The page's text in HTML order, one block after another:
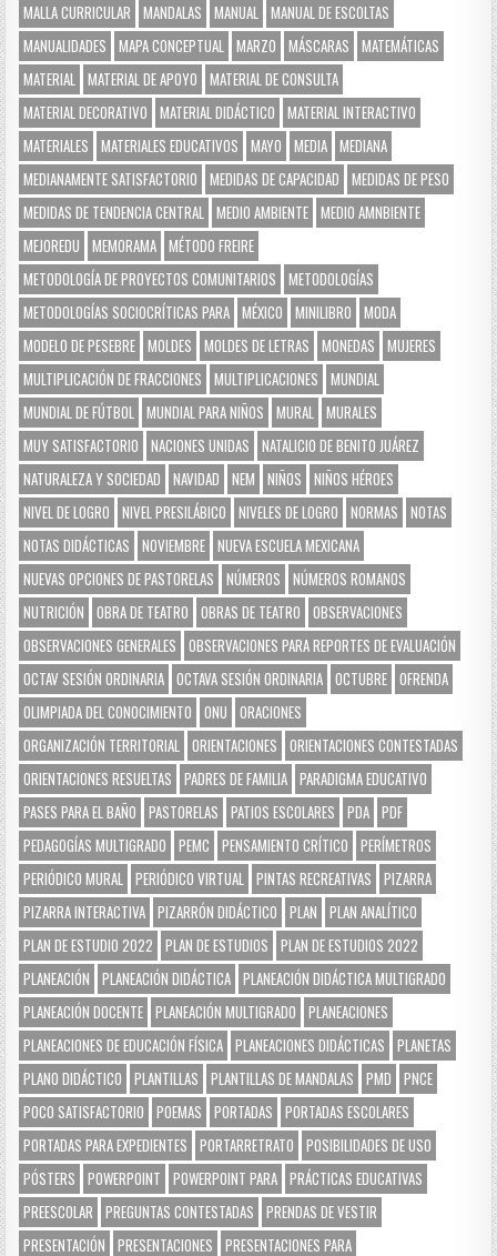
MALLA CURRICULAR
MANDALAS MANUAL MANUAL DE ESCOLTAS
MANUALIDADES
MAPA CONCEPTUAL MARZO MÁSCARAS
MATEMÁTICAS
MATERIAL MATERIAL DE APOYO
MATERIAL DE CONSULTA
MATERIAL DECORATIVO
MATERIAL DIDÁCTICO
MATERIAL INTERACTIVO
MATERIALES
MATERIALES EDUCATIVOS MAYO MEDIA MEDIANA
MEDIANAMENTE SATISFACTORIO
MEDIDAS DE CAPACIDAD
MEDIDAS DE PESO
MEDIDAS DE TENDENCIA CENTRAL MEDIO AMBIENTE MEDIO AMNBIENTE
MEJOREDU
MEMORAMA MÉTODO FREIRE
METODOLOGÍA DE PROYECTOS COMUNITARIOS
METODOLOGÍAS
METODOLOGÍAS SOCIOCRÍTICAS PARA MÉXICO MINILIBRO
MODA
MODELO DE PESEBRE MOLDES MOLDES DE LETRAS MONEDAS
MUJERES
MULTIPLICACIÓN DE FRACCIONES
MULTIPLICACIONES
MUNDIAL
MUNDIAL DE FÚTBOL MUNDIAL PARA NIÑOS MURAL MURALES
MUY SATISFACTORIO
NACIONES UNIDAS
NATALICIO DE BENITO JUÁREZ
NATURALEZA Y SOCIEDAD
NAVIDAD NEM NIÑOS
NIÑOS HÉROES
NIVEL DE LOGRO
NIVEL PRESILÁBICO NIVELES DE LOGRO NORMAS
NOTAS
NOTAS DIDÁCTICAS
NOVIEMBRE NUEVA ESCUELA MEXICANA
NUEVAS OPCIONES DE PASTORELAS
NÚMEROS
NÚMEROS ROMANOS
NUTRICIÓN
OBRA DE TEATRO OBRAS DE TEATRO
OBSERVACIONES
OBSERVACIONES GENERALES
OBSERVACIONES PARA REPORTES DE EVALUACIÓN
OCTAV SESIÓN ORDINARIA OCTAVA SESIÓN ORDINARIA OCTUBRE OFRENDA
OLIMPIADA DEL CONOCIMIENTO
ONU
ORACIONES
ORGANIZACIÓN TERRITORIAL ORIENTACIONES
ORIENTACIONES CONTESTADAS
ORIENTACIONES RESUELTAS
PADRES DE FAMILIA PARADIGMA EDUCATIVO
PASES PARA EL BAÑO
PASTORELAS PATIOS ESCOLARES PDA PDF
PEDAGOGÍAS MULTIGRADO
PEMC PENSAMIENTO CRÍTICO
PERÍMETROS
PERIÓDICO MURAL PERIÓDICO VIRTUAL PINTAS RECREATIVAS
PIZARRA
PIZARRA INTERACTIVA PIZARRÓN DIDÁCTICO PLAN
PLAN ANALÍTICO
PLAN DE ESTUDIO 2022
PLAN DE ESTUDIOS
PLAN DE ESTUDIOS 2022
PLANEACIÓN
PLANEACIÓN DIDÁCTICA PLANEACIÓN DIDÁCTICA MULTIGRADO
PLANEACIÓN DOCENTE PLANEACIÓN MULTIGRADO
PLANEACIONES
PLANEACIONES DE EDUCACIÓN FÍSICA PLANEACIONES DIDÁCTICAS
PLANETAS
PLANO DIDÁCTICO
PLANTILLAS PLANTILLAS DE MANDALAS PMD
PNCE
POCO SATISFACTORIO
POEMAS PORTADAS
PORTADAS ESCOLARES
PORTADAS PARA EXPEDIENTES
PORTARRETRATO
POSIBILIDADES DE USO
PÓSTERS
POWERPOINT POWERPOINT PARA PRÁCTICAS EDUCATIVAS
PREESCOLAR
PREGUNTAS CONTESTADAS
PRENDAS DE VESTIR
PRESENTACIÓN
PRESENTACIONES PRESENTACIONES PARA